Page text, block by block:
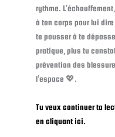
rythme.
à ton corps pour lui
te pousser à te
pratique, plus tu
prévention des
l’espace 💖.
Tu veux continuer ta
en cliquant ici.